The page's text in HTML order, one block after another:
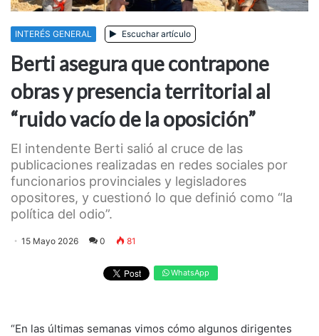
INTERÉS GENERAL Escuchar artículo
Berti asegura que contrapone
obras y presencia territorial al
“ruido vacío de la oposición”
El intendente Berti salió al cruce de las
publicaciones realizadas en redes sociales por
funcionarios provinciales y legisladores
opositores, y cuestionó lo que definió como “la
política del odio”.
15 Mayo 2026 0 81
WhatsApp
“En las últimas semanas vimos cómo algunos dirigentes